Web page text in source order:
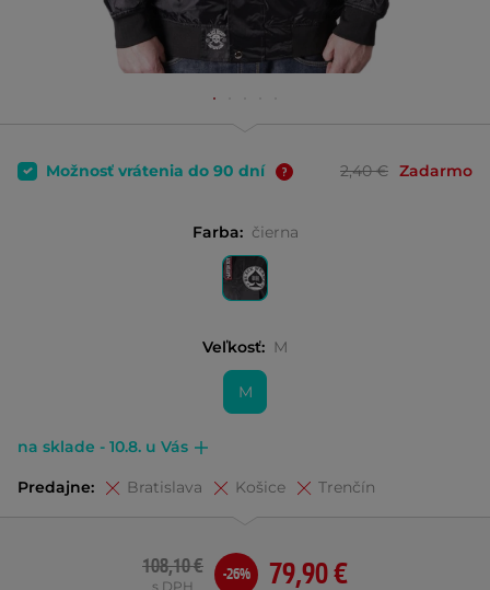
Možnosť vrátenia do 90 dní 2,40 € Zadarmo
Farba: čierna
Veľkosť: M
M
na sklade - 10.8. u Vás
Predajne: Bratislava Košice Trenčín
79,90 €
108,10 €
s DPH
-26%